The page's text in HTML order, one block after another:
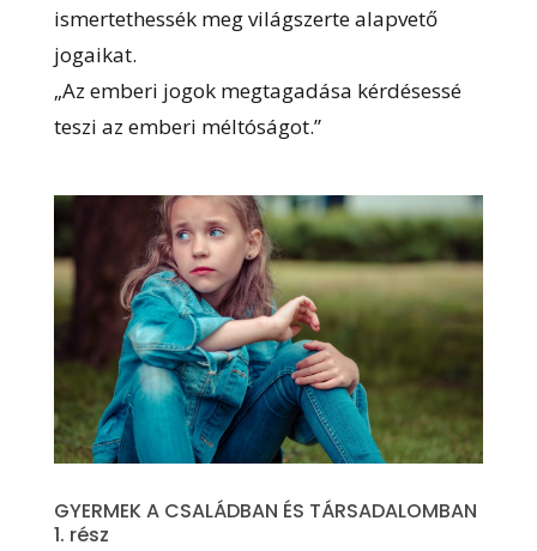
ismertethessék meg világszerte alapvető
jogaikat.
„Az emberi jogok megtagadása kérdésessé
teszi az emberi méltóságot.”
GYERMEK A CSALÁDBAN ÉS TÁRSADALOMBAN
1. rész